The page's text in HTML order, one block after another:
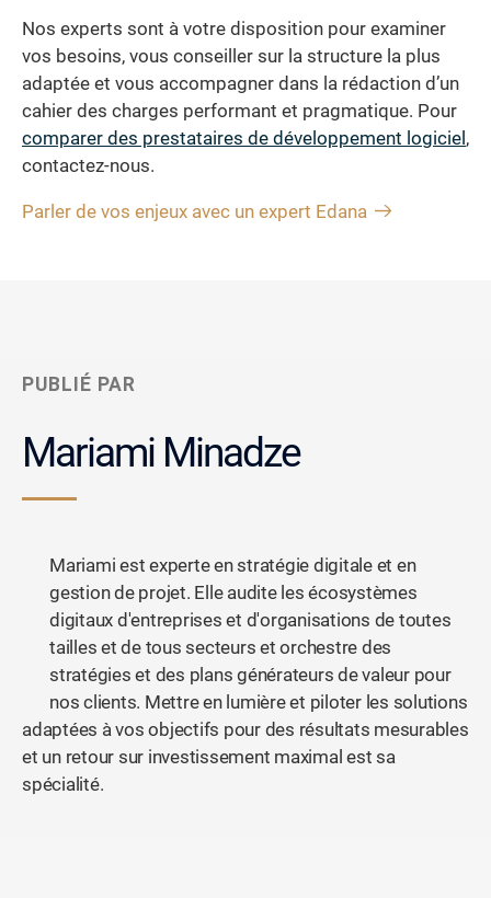
Nos experts sont à votre disposition pour examiner
vos besoins, vous conseiller sur la structure la plus
adaptée et vous accompagner dans la rédaction d’un
cahier des charges performant et pragmatique. Pour
comparer des prestataires de développement logiciel ,
contactez-nous.
Parler de vos enjeux avec un expert Edana
PUBLIÉ PAR
Mariami Minadze
Mariami est experte en stratégie digitale et en
gestion de projet. Elle audite les écosystèmes
digitaux d'entreprises et d'organisations de toutes
tailles et de tous secteurs et orchestre des
stratégies et des plans générateurs de valeur pour
nos clients. Mettre en lumière et piloter les solutions
adaptées à vos objectifs pour des résultats mesurables
et un retour sur investissement maximal est sa
spécialité.